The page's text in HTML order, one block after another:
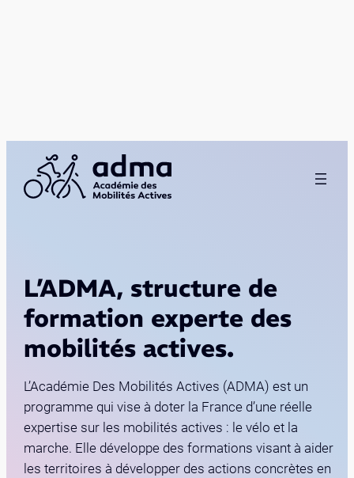
L’ADMA, structure de
formation experte des
mobilités actives.
L’Académie Des Mobilités Actives (ADMA) est un
programme qui vise à doter la France d’une réelle
expertise sur les mobilités actives : le vélo et la
marche. Elle développe des formations visant à aider
les territoires à développer des actions concrètes en